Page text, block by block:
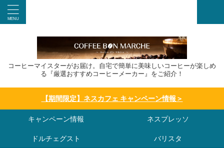
コーヒーマイスターがお届け。自宅で簡単に美味しいコーヒーが楽しめ
る『厳選おすすめコーヒーメーカー』をご紹介！
【期間限定】ネスカフェ キャンペーン情報＞
キャンペーン情報 ネスプレッソ
ドルチェグスト バリスタ